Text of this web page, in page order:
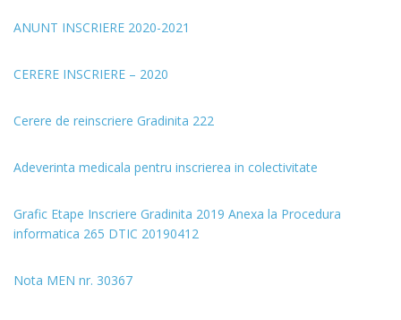
ANUNT INSCRIERE 2020-2021
CERERE INSCRIERE – 2020
Cerere de reinscriere Gradinita 222
Adeverinta medicala pentru inscrierea in colectivitate
Grafic Etape Inscriere Gradinita 2019 Anexa la Procedura
informatica 265 DTIC 20190412
Nota MEN nr. 30367